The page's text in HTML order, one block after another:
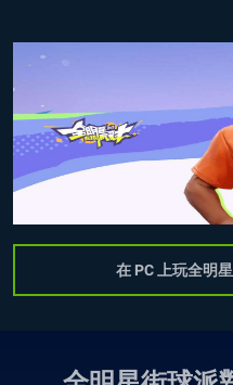
在 PC 上玩全明